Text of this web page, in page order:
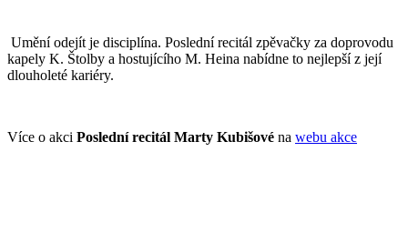
Umění odejít je disciplína. Poslední recitál zpěvačky za doprovodu
kapely K. Štolby a hostujícího M. Heina nabídne to nejlepší z její
dlouholeté kariéry.
Více o akci Poslední recitál Marty Kubišové na webu akce